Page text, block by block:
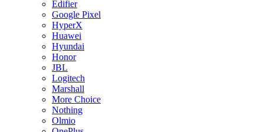
Edifier
Google Pixel
HyperX
Huawei
Hyundai
Honor
JBL
Logitech
Marshall
More Choice
Nothing
Olmio